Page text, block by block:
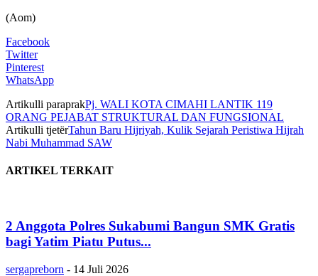
(Aom)
Facebook
Twitter
Pinterest
WhatsApp
Artikulli paraprakPj. WALI KOTA CIMAHI LANTIK 119
ORANG PEJABAT STRUKTURAL DAN FUNGSIONAL
Artikulli tjetërTahun Baru Hijriyah, Kulik Sejarah Peristiwa Hijrah
Nabi Muhammad SAW
ARTIKEL TERKAIT
2 Anggota Polres Sukabumi Bangun SMK Gratis
bagi Yatim Piatu Putus...
sergapreborn - 14 Juli 2026